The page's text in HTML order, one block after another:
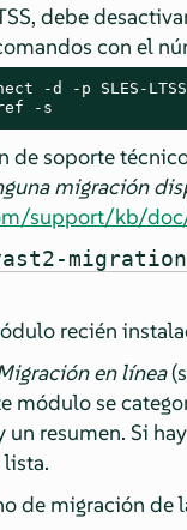
debe
con el
-d -p SLES-
-s
de soporte
migración
support/kb/
migration
recién
en línea
módulo se
resumen. Si
lista.
de migración de